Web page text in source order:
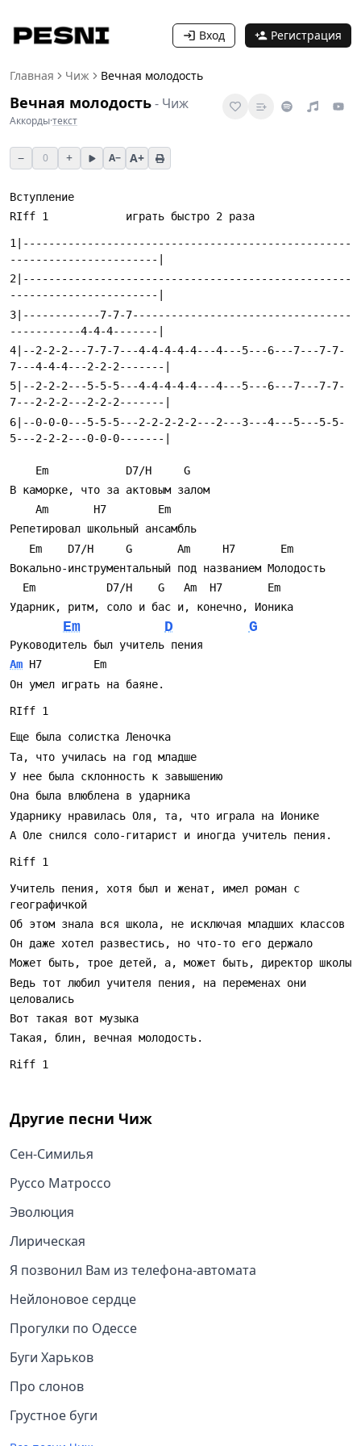
Вход Регистрация
Главная Чиж Вечная молодость
Вечная молодость- Чиж
Аккорды·текст
− 0 + A− A+
Вступление
RIff 1            играть быстро 2 раза
1|---------------------------------------------------
-----------------------|
2|---------------------------------------------------
-----------------------|
3|------------7-7-7----------------------------------
-----------4-4-4-------|
4|--2-2-2---7-7-7---4-4-4-4-4---4---5---6---7---7-7-
7---4-4-4---2-2-2-------|
5|--2-2-2---5-5-5---4-4-4-4-4---4---5---6---7---7-7-
7---2-2-2---2-2-2-------|
6|--0-0-0---5-5-5---2-2-2-2-2---2---3---4---5---5-5-
5---2-2-2---0-0-0-------|
    Em            D7/H     G
В каморке, что за актовым залом
    Am       H7        Em
Репетировал школьный ансамбль
   Em    D7/H     G       Am     H7       Em
Вокально-инструментальный под названием Молодость
  Em           D7/H    G   Am  H7       Em
Ударник, ритм, соло и бас и, конечно, Ионика
Em D G
Руководитель был учитель пения
Am H7        Em
Он умел играть на баяне.
RIff 1
Еще была солистка Леночка
Та, что училась на год младше
У нее была склонность к завышению
Она была влюблена в ударника
Ударнику нравилась Оля, та, что играла на Ионике
А Оле снился соло-гитарист и иногда учитель пения.
Riff 1
Учитель пения, хотя был и женат, имел роман с
географичкой
Об этом знала вся школа, не исключая младших классов
Он даже хотел развестись, но что-то его держало
Может быть, трое детей, а, может быть, директор школы
Ведь тот любил учителя пения, на переменах они
целовались
Вот такая вот музыка
Такая, блин, вечная молодость.
Riff 1
Другие песни Чиж
Сен-Симилья
Руссо Матроссо
Эволюция
Лирическая
Я позвонил Вам из телефона-автомата
Нейлоновое сердце
Прогулки по Одессе
Буги Харьков
Про слонов
Грустное буги